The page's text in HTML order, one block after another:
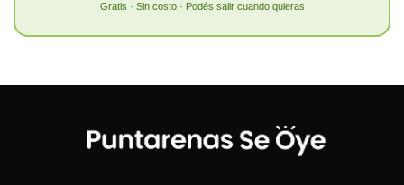
Gratis · Sin costo · Podés salir cuando quieras